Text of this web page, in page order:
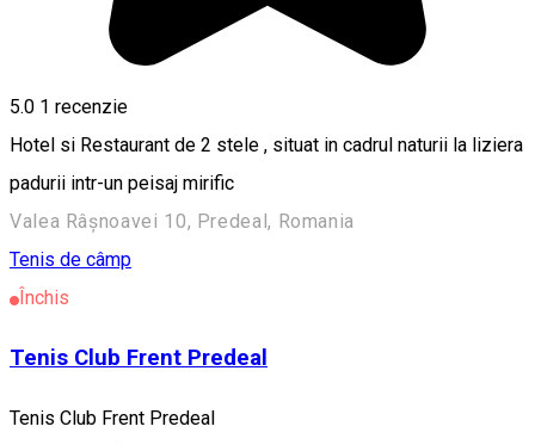
5.0 1 recenzie
Hotel si Restaurant de 2 stele , situat in cadrul naturii la liziera
padurii intr-un peisaj mirific
Valea Râșnoavei 10, Predeal, Romania
Tenis de câmp
Închis
Tenis Club Frent Predeal
Tenis Club Frent Predeal